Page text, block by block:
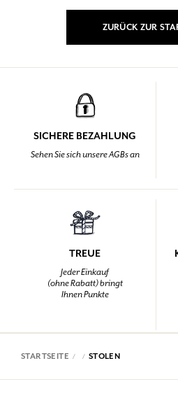
ZURÜCK ZUR
SICHERE BEZAHLUNG
Sehen Sie sich unsere AGBs an
TREUE
Jeder Einkauf
(ohne Rabatt) bringt
Ihnen Punkte
STARTSEITE STOLEN